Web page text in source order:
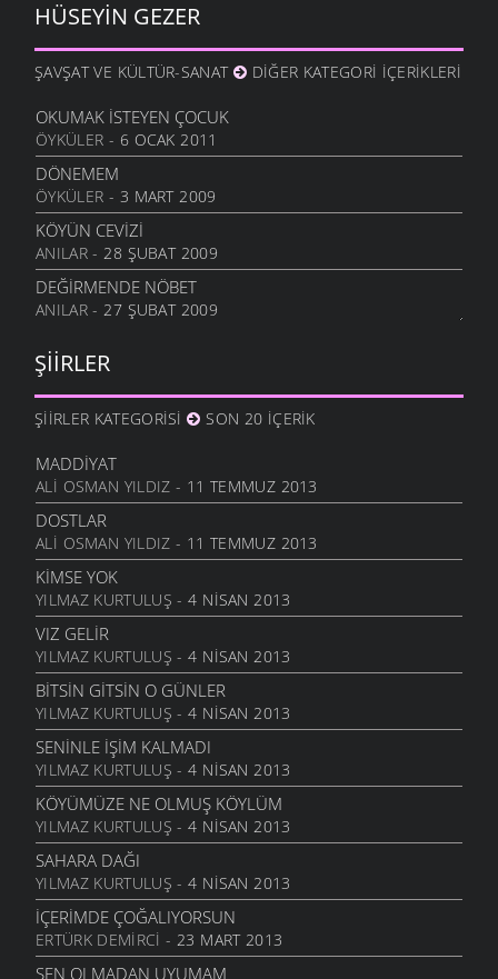
TÜRKIYE’MIN TÜM İNSANLARINA SELAM OLSUN!
6 OCAK 2011
ANADOLU DESTANDIR MUSTAFA KEMAL’LE
14 ARALIK 2010
ŞERIAT İSTIYORUM
15 EKIM 2010
AKILLANMADIN BE BEYNIM
14 EKIM 2010
ARZ OLUNUR DÜNYA ALEME
12 HAZIRAN 2010
AŞKIM AŞKINA BAĞLI
LEYLA GIBI
5 MAYIS 2010
AĞLAMA
AÇ YÜREĞIMI
30 OCAK 2010
ABLAM
23 OCAK 2010
RIZKIMIZA EL ATAN SIZ
17 ARALIK 2009
BU AŞK ZOR
14 KASIM 2009
SEVDALAR MI KALDI
10 KASIM 2009
KALBIM SOKAK
2 HAZIRAN 2009
KADAN ALAM
26 MAYIS 2009
GÜL GÜLÜM
26 MAYIS 2009
HOŞ GÖRECEĞIZ GÜLÜM
16 MAYIS 2009
HÜSEYIN GEZER
ŞAVŞAT VE KÜLTÜR-SANAT DIĞER KATEGORI İÇERIKLERI
OKUMAK İSTEYEN ÇOCUK
ÖYKÜLER - 6 OCAK 2011
DÖNEMEM
ÖYKÜLER - 3 MART 2009
KÖYÜN CEVIZI
ANILAR- 28 ŞUBAT 2009
DEĞIRMENDE NÖBET
ANILAR- 27 ŞUBAT 2009
ŞIIRLER
ŞIIRLER KATEGORISI SON 20 İÇERIK
MADDIYAT
ALI OSMAN YILDIZ - 11 TEMMUZ 2013
DOSTLAR
ALI OSMAN YILDIZ - 11 TEMMUZ 2013
KIMSE YOK
YILMAZ KURTULUŞ - 4 NISAN 2013
VIZ GELIR
YILMAZ KURTULUŞ - 4 NISAN 2013
BITSIN GITSIN O GÜNLER
YILMAZ KURTULUŞ - 4 NISAN 2013
SENINLE İŞIM KALMADI
YILMAZ KURTULUŞ - 4 NISAN 2013
KÖYÜMÜZE NE OLMUŞ KÖYLÜM
YILMAZ KURTULUŞ - 4 NISAN 2013
SAHARA DAĞI
YILMAZ KURTULUŞ - 4 NISAN 2013
İÇERIMDE ÇOĞALIYORSUN
ERTÜRK DEMIRCI - 23 MART 2013
SEN OLMADAN UYUMAM